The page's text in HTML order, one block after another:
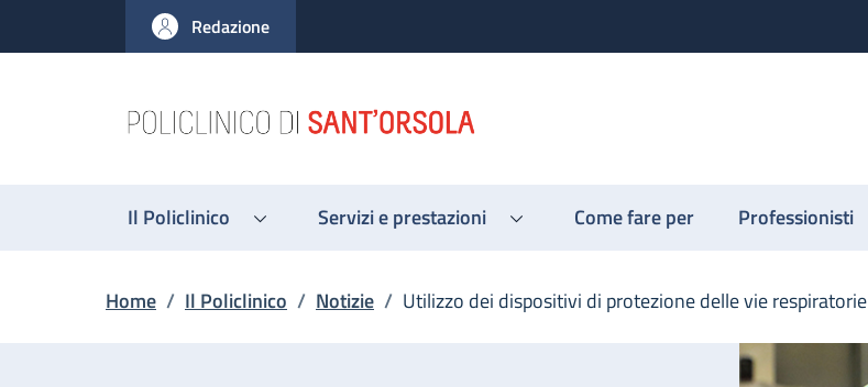
al contenuto principale
to footer content
Redazione
Il Policlinico Servizi e prestazioni Come fare per Professionisti
Briciole di pane
Home / Il Policlinico / Notizie / Utilizzo dei dispositivi di protezione delle vie respiratorie